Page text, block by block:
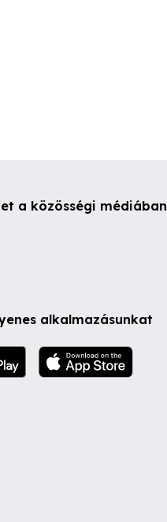
a közösségi médiában
alkalmazásunkat